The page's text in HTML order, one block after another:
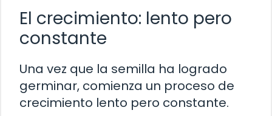
El crecimiento: lento pero
constante
Una vez que la semilla ha logrado
germinar, comienza un proceso de
crecimiento lento pero constante.